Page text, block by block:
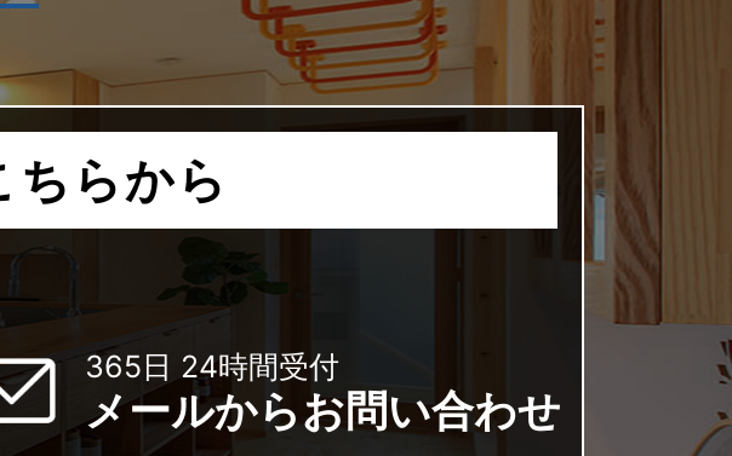
ちらから
365日 24時間受付
メールからお問い合わせ